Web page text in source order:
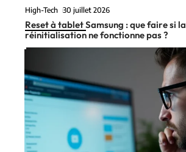
High-Tech 30 juillet 2026
Reset à tablet Samsung : que faire si la
réinitialisation ne fonctionne pas ?